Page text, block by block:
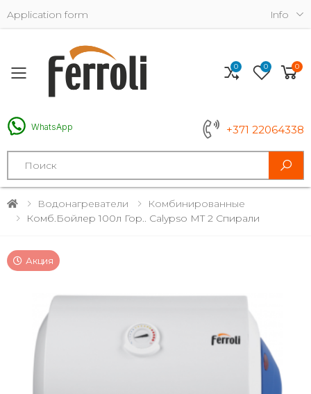
Application form Info
Toggle mobile menu
WhatsApp +371 22064338
Search
0 0 0
Водонагреватели
Комбинированные
Комб.бойлер 100л Гор.. Calypso MT 2 Спирали
Акция